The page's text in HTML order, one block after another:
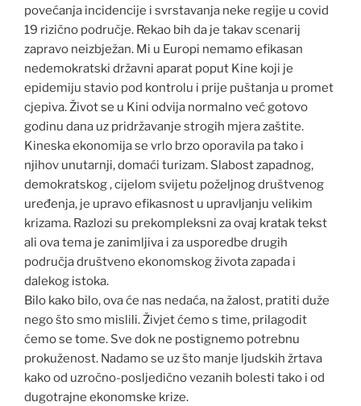
povećanja incidencije i svrstavanja neke regije u covid
19 rizično područje. Rekao bih da je takav scenarij
zapravo neizbježan. Mi u Europi nemamo efikasan
nedemokratski državni aparat poput Kine koji je
epidemiju stavio pod kontrolu i prije puštanja u promet
cjepiva. Život se u Kini odvija normalno već gotovo
godinu dana uz pridržavanje strogih mjera zaštite.
Kineska ekonomija se vrlo brzo oporavila pa tako i
njihov unutarnji, domaći turizam. Slabost zapadnog,
demokratskog , cijelom svijetu poželjnog društvenog
uređenja, je upravo efikasnost u upravljanju velikim
krizama. Razlozi su prekompleksni za ovaj kratak tekst
ali ova tema je zanimljiva i za usporedbe drugih
područja društveno ekonomskog života zapada i
dalekog istoka.
Bilo kako bilo, ova će nas nedaća, na žalost, pratiti duže
nego što smo mislili. Živjet ćemo s time, prilagodit
ćemo se tome. Sve dok ne postignemo potrebnu
prokuženost. Nadamo se uz što manje ljudskih žrtava
kako od uzročno-posljedično vezanih bolesti tako i od
dugotrajne ekonomske krize.